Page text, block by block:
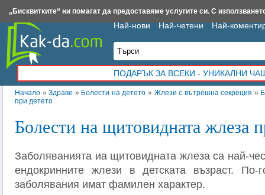
Начало »Здраве » Болести на детето » Жлези с вътрешна секреция »
при детето
Болести на щитовидната жлеза
Заболяванията иа щитовидната жлеза са най-
ендокринните жлези в детската възраст. По-
заболявания имат фамилен характер.
Най-нови Най-четени Най-
ПОДАРЪК ЗА ВСЕКИ - УНИКАЛНИ
Insert.bg Framar.bg Kak-da.com Iztochnik.com BauBau.bg NewAge.bg
„Бисквитките“ ни помагат да предоставяме услугите си. С